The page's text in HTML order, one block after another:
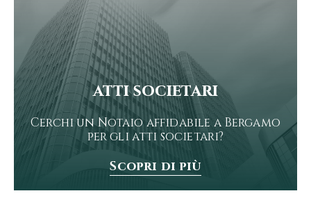
atti societari
Cerchi un Notaio affidabile a Bergamo
per gli atti societari?
Scopri di più